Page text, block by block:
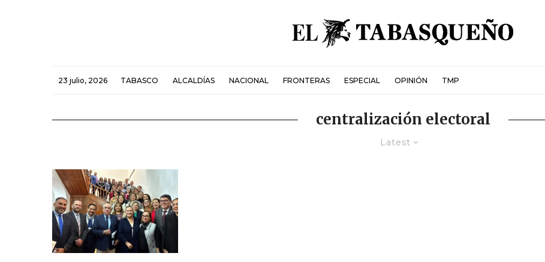
23 julio, 2026 TABASCO ALCALDÍAS NACIONAL FRONTERAS ESPECIAL OPINIÓN TMP
centralización electoral
Latest